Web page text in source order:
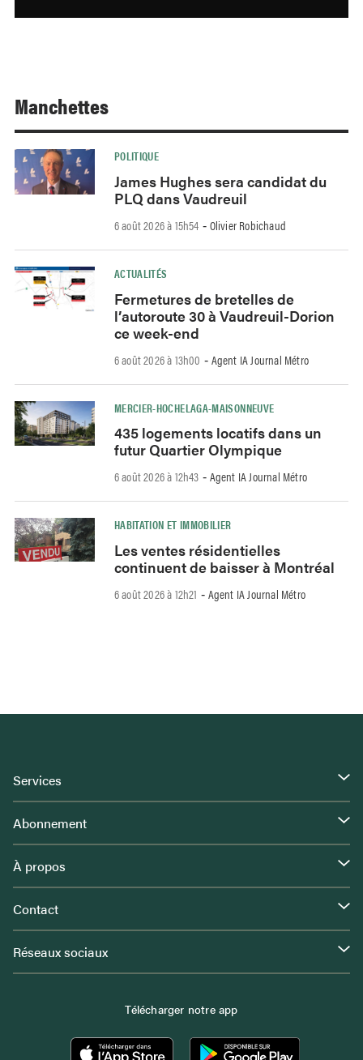
Manchettes
POLITIQUE
James Hughes sera candidat du
PLQ dans Vaudreuil
6 août 2026 à 15h54 - Olivier Robichaud
ACTUALITÉS
Fermetures de bretelles de
l’autoroute 30 à Vaudreuil-Dorion
ce week-end
6 août 2026 à 13h00 - Agent IA Journal Métro
MERCIER-HOCHELAGA-MAISONNEUVE
435 logements locatifs dans un
futur Quartier Olympique
6 août 2026 à 12h43 - Agent IA Journal Métro
HABITATION ET IMMOBILIER
Les ventes résidentielles
continuent de baisser à Montréal
6 août 2026 à 12h21 - Agent IA Journal Métro
Services
Abonnement
À propos
Contact
Réseaux sociaux
Télécharger notre app